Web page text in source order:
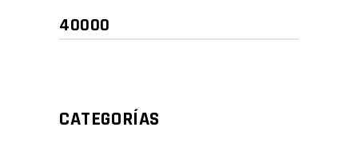
mínimo
máximo
CATEGORÍAS